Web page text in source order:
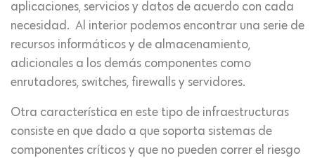
aplicaciones, servicios y datos de acuerdo con cada
necesidad. Al interior podemos encontrar una serie de
recursos informáticos y de almacenamiento,
adicionales a los demás componentes como
enrutadores, switches, firewalls y servidores.
Otra característica en este tipo de infraestructuras
consiste en que dado a que soporta sistemas de
componentes críticos y que no pueden correr el riesgo